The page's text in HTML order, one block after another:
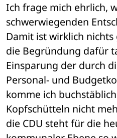
Ich frage mich ehrlich,
schwerwiegenden
Damit ist wirklich
die Begründung dafür
Einsparung der durch
Personal- und
komme ich
Kopfschütteln nicht
die CDU steht für die